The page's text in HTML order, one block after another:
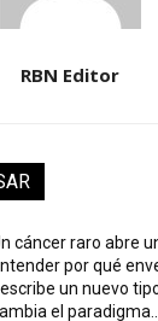
RBN Editor
cáncer raro abre
por qué
un nuevo
el